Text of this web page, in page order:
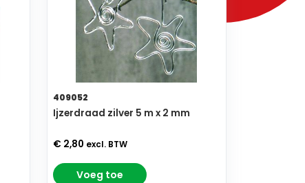
409052
Ijzerdraad zilver 5 m x 2 mm
€ 2,80 excl. BTW
Voeg toe